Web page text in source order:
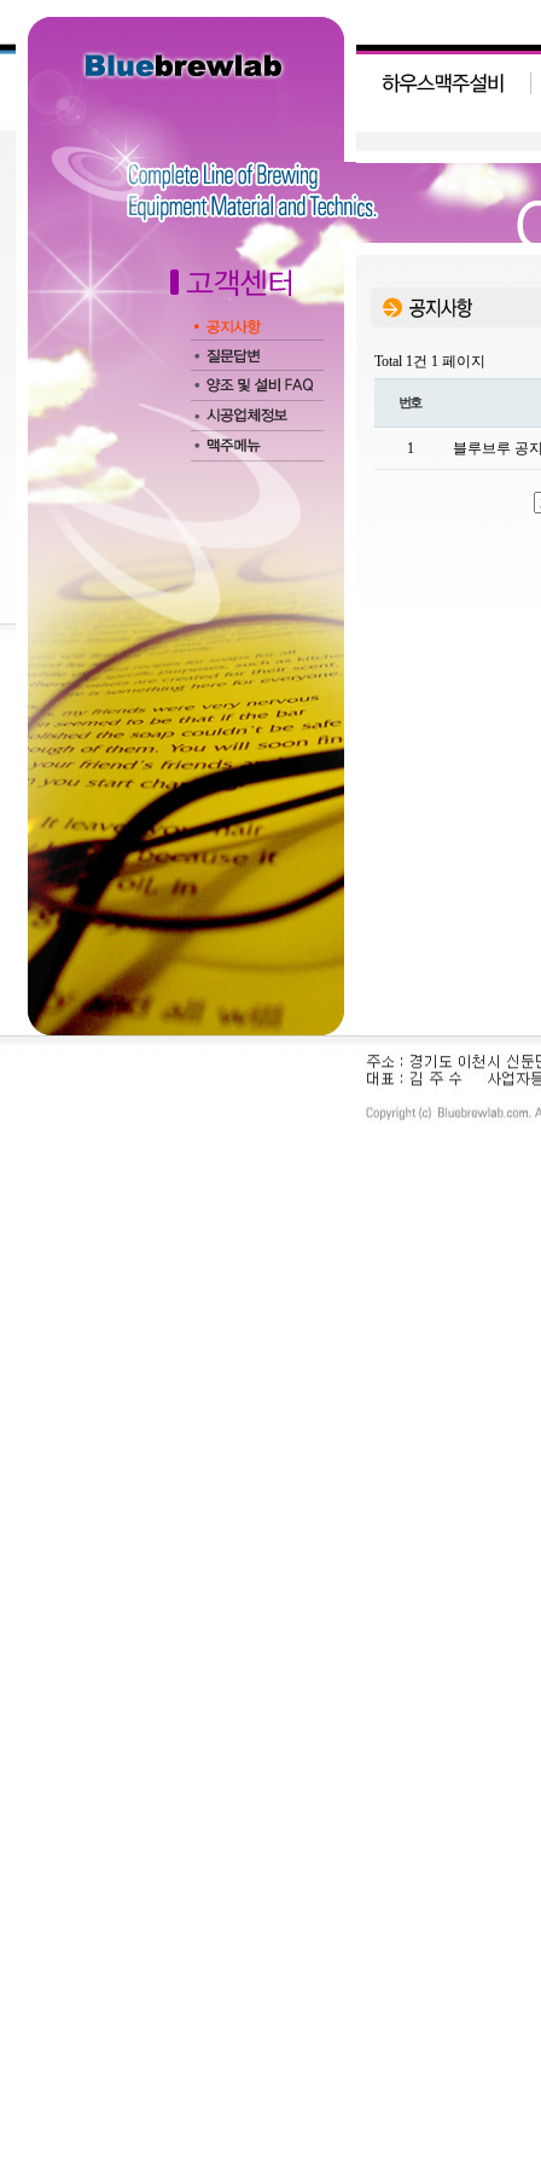
Total 1건 1 페이지
번호
1 블루브루 공